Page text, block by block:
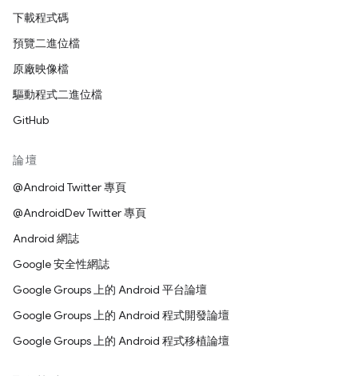
下載程式碼
預覽二進位檔
原廠映像檔
驅動程式二進位檔
GitHub
論壇
@Android Twitter 專頁
@AndroidDev Twitter 專頁
Android 網誌
Google 安全性網誌
Google Groups 上的 Android 平台論壇
Google Groups 上的 Android 程式開發論壇
Google Groups 上的 Android 程式移植論壇